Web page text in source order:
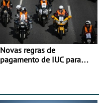
Novas regras de
pagamento de IUC para